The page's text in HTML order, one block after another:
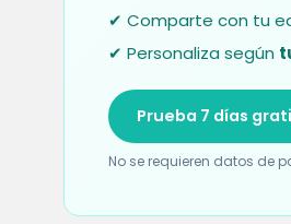
✔ Comparte con tu
✔ Personaliza según
Prueba 7 días
No se requieren datos de